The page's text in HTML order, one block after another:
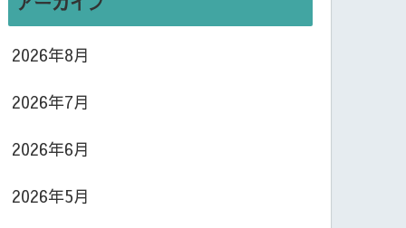
2026年8月
2026年7月
2026年6月
2026年5月